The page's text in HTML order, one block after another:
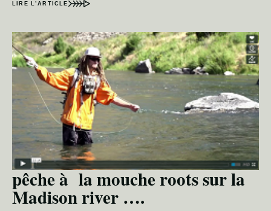
LIRE L’ARTICLE
pêche à la mouche roots sur la
Madison river ….